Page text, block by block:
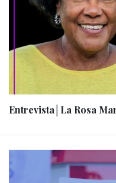
Entrevista│La Rosa